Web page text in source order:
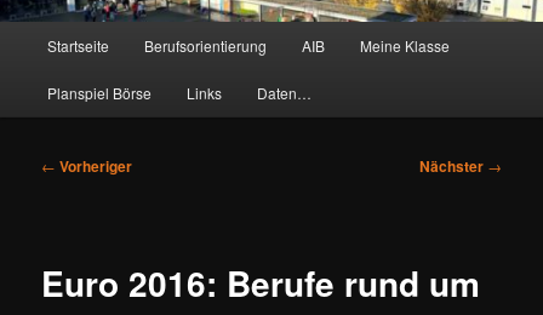
Startseite Berufsorientierung AIB Meine Klasse
Planspiel Börse Links Daten…
Beitragsnavigation
← Vorheriger Nächster →
Euro 2016: Berufe rund um